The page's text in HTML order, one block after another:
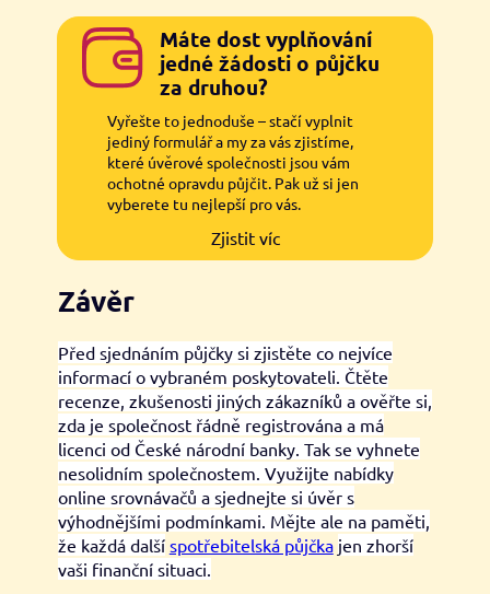
Máte dost vyplňování
jedné žádosti o půjčku
za druhou?
Vyřešte to jednoduše – stačí vyplnit
jediný formulář a my za vás zjistíme,
které úvěrové společnosti jsou vám
ochotné opravdu půjčit. Pak už si jen
vyberete tu nejlepší pro vás.
Zjistit víc
Závěr
Před sjednáním půjčky si zjistěte co nejvíce
informací o vybraném poskytovateli. Čtěte
recenze, zkušenosti jiných zákazníků a ověřte si,
zda je společnost řádně registrována a má
licenci od České národní banky. Tak se vyhnete
nesolidním společnostem. Využijte nabídky
online srovnávačů a sjednejte si úvěr s
výhodnějšími podmínkami. Mějte ale na paměti,
že každá další spotřebitelská půjčka jen zhorší
vaši finanční situaci.